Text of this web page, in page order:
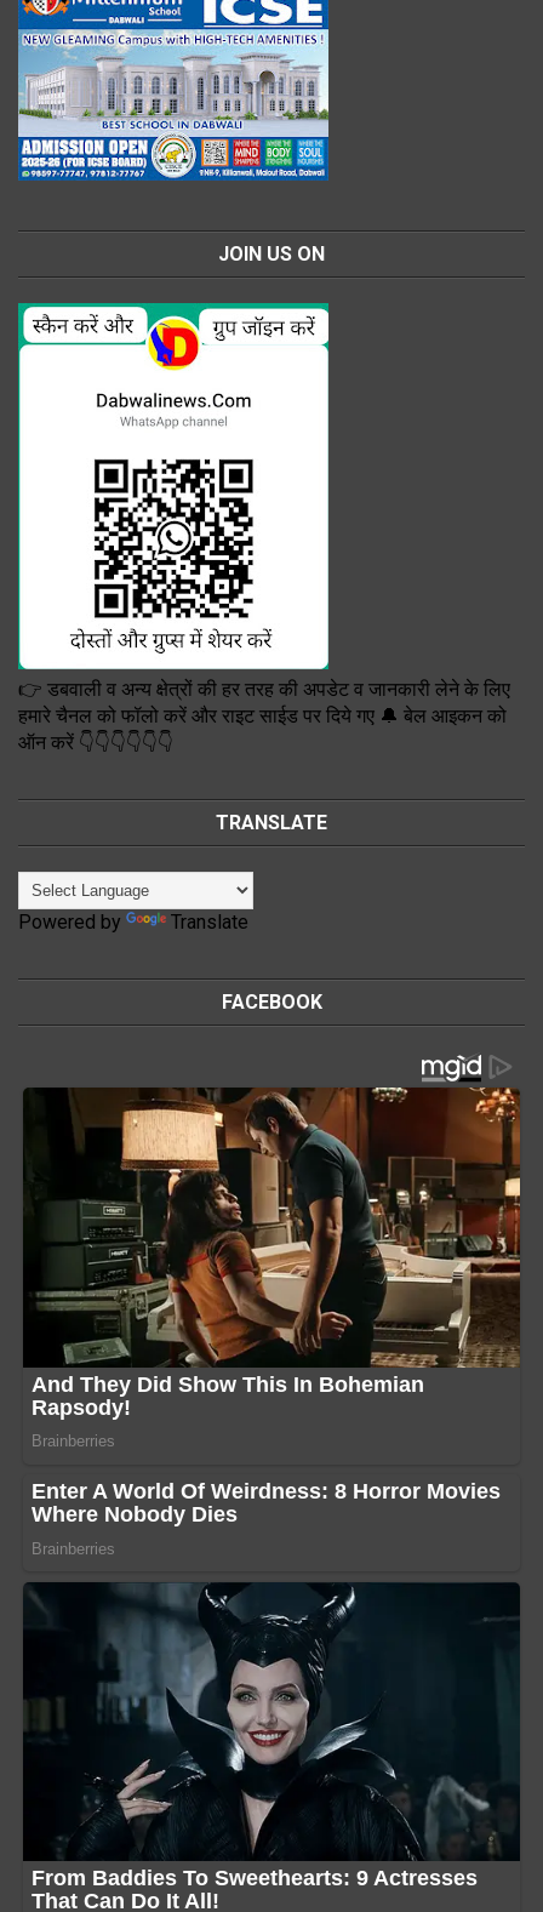
JOIN US ON
👉 डबवाली व अन्य क्षेत्रों की हर तरह की अपडेट व जानकारी लेने के लिए
हमारे चैनल को फॉलो करें और राइट साईड पर दिये गए 🔔 बेल आइकन को
ऑन करें 👇👇👇👇👇👇
TRANSLATE
Powered by Translate
FACEBOOK